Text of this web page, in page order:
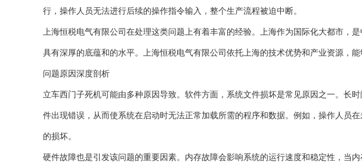
行，操作人员无法进行后续的操作指令输入，整个生产流程被迫中断。
上海恒税电气有限公司在处理这类问题上有着丰富的经验。上海作为国际化大都市，
具有深厚的底蕴和的水平。上海恒税电气有限公司依托上海的技术优势和产业资源，能
问题原因深度剖析
立车西门子死机可能由多种原因导致。软件方面，系统文件损坏是常见原因之一。长
件出现错误，从而使系统在启动时无法正常加载所需的程序和数据。例如，操作人员
的损坏。
硬件故障也是引发该问题的重要因素。内存故障会影响系统的运行速度和稳定性，当